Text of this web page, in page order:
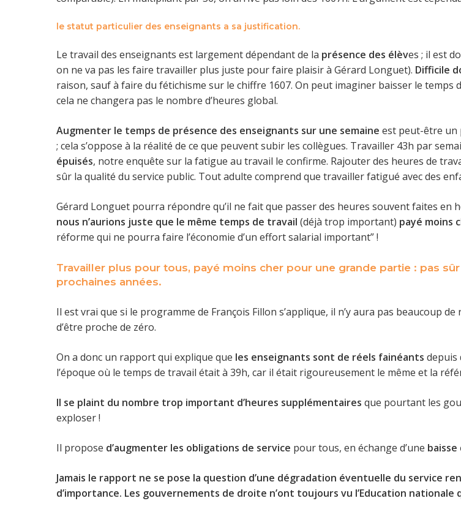
le statut particulier des enseignants a sa justification.
Le travail des enseignants est largement dépendant de la présence des élèves ; il est
on ne va pas les faire travailler plus juste pour faire plaisir à Gérard Longuet). Difficile
raison, sauf à faire du fétichisme sur le chiffre 1607. On peut imaginer baisser le temps
cela ne changera pas le nombre d’heures global.
Augmenter le temps de présence des enseignants sur une semaine est peut-être un
; cela s’oppose à la réalité de ce que peuvent subir les collègues. Travailler 43h par
épuisés, notre enquête sur la fatigue au travail le confirme. Rajouter des heures de
sûr la qualité du service public. Tout adulte comprend que travailler fatigué avec des
Gérard Longuet pourra répondre qu’il ne fait que passer des heures souvent faites en
nous n’aurions juste que le même temps de travail (déjà trop important) payé moins
réforme qui ne pourra faire l’économie d’un effort salarial important” !
Travailler plus pour tous, payé moins cher pour une grande partie : pas
prochaines années.
Il est vrai que si le programme de François Fillon s’applique, il n’y aura pas beaucoup
d’être proche de zéro.
On a donc un rapport qui explique que les enseignants sont de réels fainéants depuis
l’époque où le temps de travail était à 39h, car il était rigoureusement le même et la
Il se plaint du nombre trop important d’heures supplémentaires que pourtant les
exploser !
Il propose d’augmenter les obligations de service pour tous, en échange d’une
Jamais le rapport ne se pose la question d’une dégradation éventuelle du service
d’importance. Les gouvernements de droite n’ont toujours vu l’Education